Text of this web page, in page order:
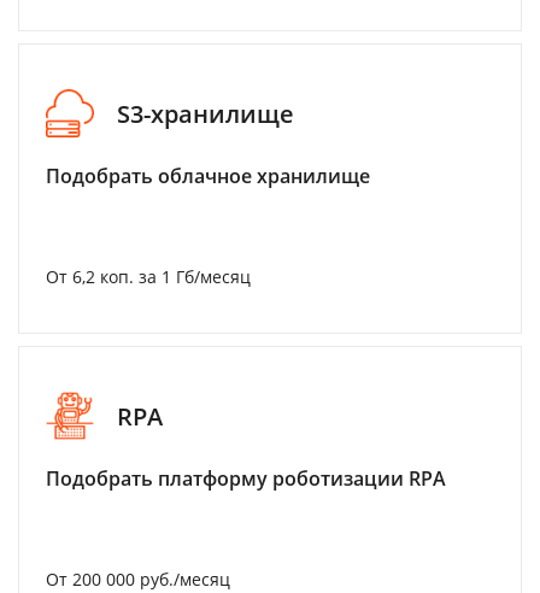
S3-хранилище
Подобрать облачное хранилище
От 6,2 коп. за 1 Гб/месяц
RPA
Подобрать платформу роботизации RPA
От 200 000 руб./месяц